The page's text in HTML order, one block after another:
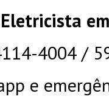
Eletricista
4004 /
e